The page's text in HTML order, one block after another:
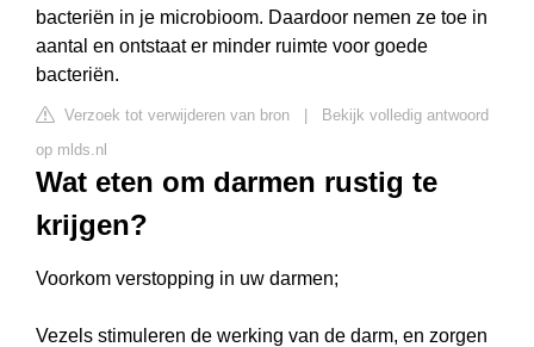
bacteriën in je microbioom. Daardoor nemen ze toe in
aantal en ontstaat er minder ruimte voor goede
bacteriën.
Verzoek tot verwijderen van bron
Bekijk volledig antwoord
op mlds.nl
Wat eten om darmen rustig te
krijgen?
Voorkom verstopping in uw darmen;
Vezels stimuleren de werking van de darm, en zorgen